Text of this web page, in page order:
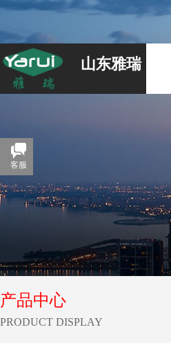
山东雅瑞
产品中心
​PRODUCT DISPLAY
客服